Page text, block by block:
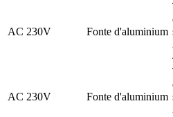
AC 230V Fonte d'aluminium
AC 230V Fonte d'aluminium